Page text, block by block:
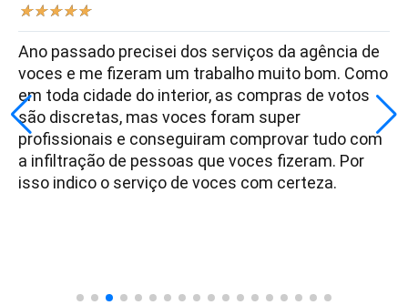
★★★★★
Ano passado precisei dos serviços da agência de
voces e me fizeram um trabalho muito bom. Como
em toda cidade do interior, as compras de votos
são discretas, mas voces foram super
profissionais e conseguiram comprovar tudo com
a infiltração de pessoas que voces fizeram. Por
isso indico o serviço de voces com certeza.